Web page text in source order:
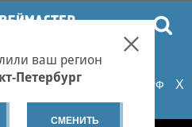
оплатой заказов на сайте
НУЦ Минцифры РФ
Подробнее...
X
ваш регион
Петербург
СМЕНИТЬ